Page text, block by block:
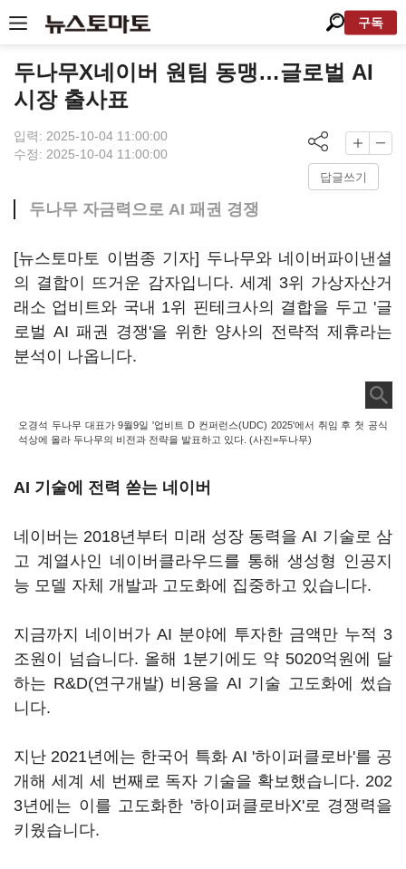
구독
두나무X네이버 원팀 동맹…글로벌 AI
시장 출사표
입력: 2025-10-04 11:00:00
수정: 2025-10-04 11:00:00
답글쓰기
두나무 자금력으로 AI 패권 경쟁
[뉴스토마토 이범종 기자] 두나무와 네이버파이낸셜
의 결합이 뜨거운 감자입니다. 세계 3위 가상자산거
래소 업비트와 국내 1위 핀테크사의 결합을 두고 '글
로벌 AI 패권 경쟁'을 위한 양사의 전략적 제휴라는
분석이 나옵니다.
오경석 두나무 대표가 9월9일 '업비트 D 컨퍼런스(UDC) 2025'에서 취임 후 첫 공식
석상에 올라 두나무의 비전과 전략을 발표하고 있다. (사진=두나무)
AI 기술에 전력 쏟는 네이버
네이버는 2018년부터 미래 성장 동력을 AI 기술로 삼
고 계열사인 네이버클라우드를 통해 생성형 인공지
능 모델 자체 개발과 고도화에 집중하고 있습니다.
지금까지 네이버가 AI 분야에 투자한 금액만 누적 3
조원이 넘습니다. 올해 1분기에도 약 5020억원에 달
하는 R&D(연구개발) 비용을 AI 기술 고도화에 썼습
니다.
지난 2021년에는 한국어 특화 AI '하이퍼클로바'를 공
개해 세계 세 번째로 독자 기술을 확보했습니다. 202
3년에는 이를 고도화한 '하이퍼클로바X'로 경쟁력을
키웠습니다.